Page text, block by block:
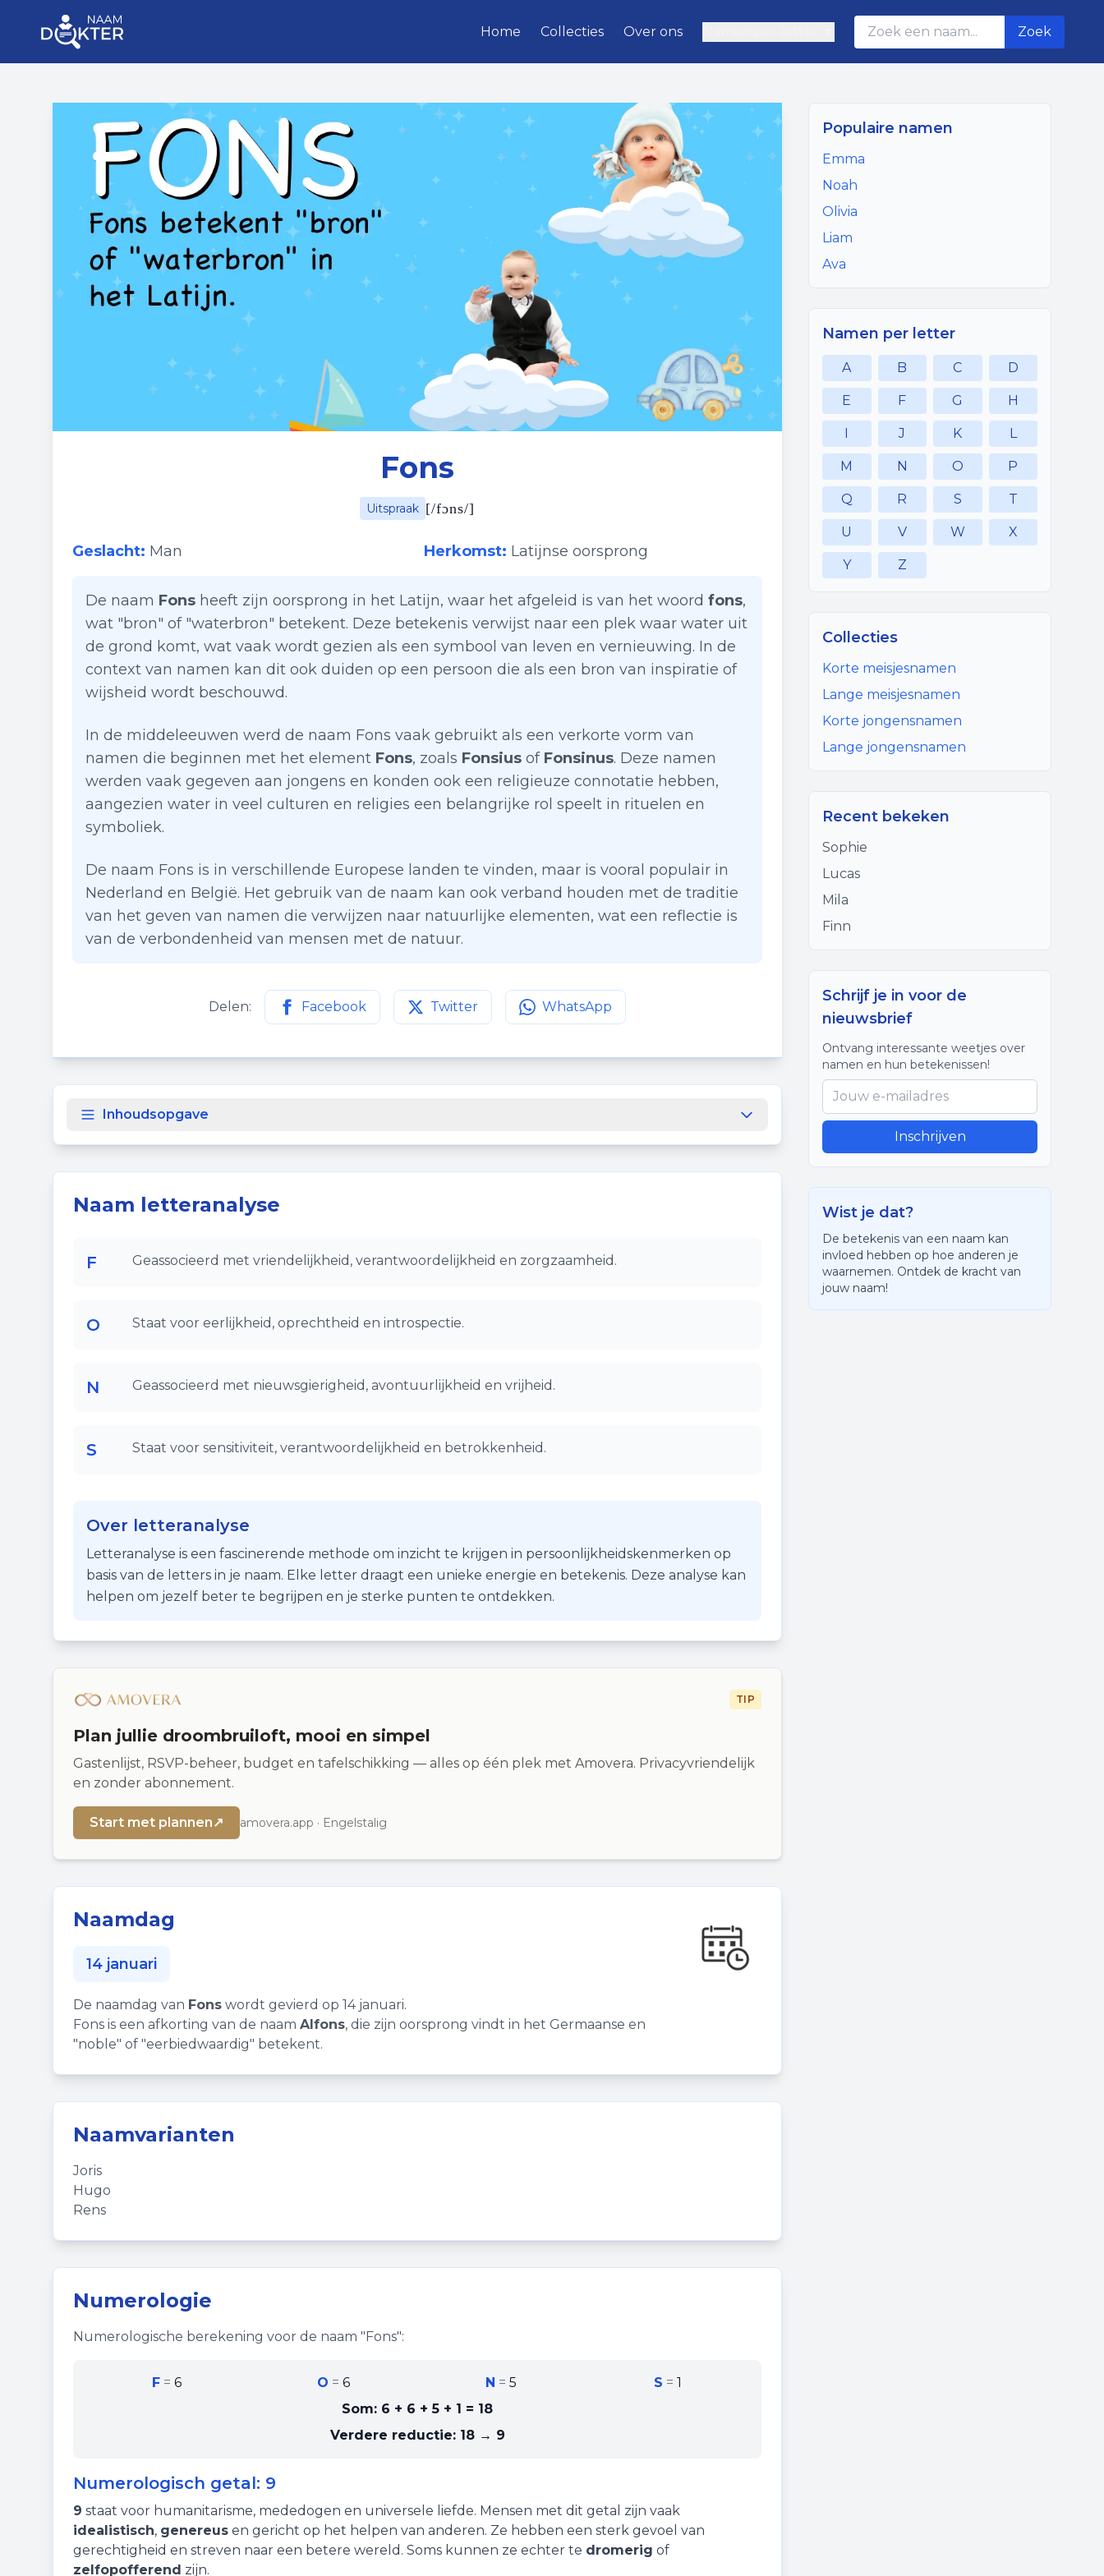
Home Collecties Over ons Zoek
Fons
Uitspraak [/fɔns/]
Geslacht: Man Herkomst: Latijnse oorsprong
De naam Fons heeft zijn oorsprong in het Latijn, waar het afgeleid is van het woord fons,
wat "bron" of "waterbron" betekent. Deze betekenis verwijst naar een plek waar water uit
de grond komt, wat vaak wordt gezien als een symbool van leven en vernieuwing. In de
context van namen kan dit ook duiden op een persoon die als een bron van inspiratie of
wijsheid wordt beschouwd.
In de middeleeuwen werd de naam Fons vaak gebruikt als een verkorte vorm van
namen die beginnen met het element Fons, zoals Fonsius of Fonsinus. Deze namen
werden vaak gegeven aan jongens en konden ook een religieuze connotatie hebben,
aangezien water in veel culturen en religies een belangrijke rol speelt in rituelen en
symboliek.
De naam Fons is in verschillende Europese landen te vinden, maar is vooral populair in
Nederland en België. Het gebruik van de naam kan ook verband houden met de traditie
van het geven van namen die verwijzen naar natuurlijke elementen, wat een reflectie is
van de verbondenheid van mensen met de natuur.
Delen: Facebook
Deel deze pagina op Facebook
Twitter
Deel deze pagina opTwitter
WhatsApp
Deel deze pagina op
Inhoudsopgave
Naam letteranalyse
F Geassocieerd met vriendelijkheid, verantwoordelijkheid en zorgzaamheid.
O Staat voor eerlijkheid, oprechtheid en introspectie.
N Geassocieerd met nieuwsgierigheid, avontuurlijkheid en vrijheid.
S Staat voor sensitiviteit, verantwoordelijkheid en betrokkenheid.
Over letteranalyse
Letteranalyse is een fascinerende methode om inzicht te krijgen in persoonlijkheidskenmerken op
basis van de letters in je naam. Elke letter draagt een unieke energie en betekenis. Deze analyse kan
helpen om jezelf beter te begrijpen en je sterke punten te ontdekken.
TIP
Plan jullie droombruiloft, mooi en simpel
Gastenlijst, RSVP-beheer, budget en tafelschikking — alles op één plek met Amovera. Privacyvriendelijk
en zonder abonnement.
Start met plannen↗ amovera.app · Engelstalig
Naamdag
14 januari
De naamdag van Fons wordt gevierd op 14 januari.
Fons is een afkorting van de naam Alfons, die zijn oorsprong vindt in het Germaanse en
"noble" of "eerbiedwaardig" betekent.
Naamvarianten
Joris
Hugo
Rens
Numerologie
Numerologische berekening voor de naam "Fons":
F= 6 O =6 N = 5 S =1
Som: 6 + 6 + 5 + 1 = 18
Verdere reductie: 18 → 9
Numerologisch getal: 9
9 staat voor humanitarisme, mededogen en universele liefde. Mensen met dit getal zijn vaak
idealistisch, genereus en gericht op het helpen van anderen. Ze hebben een sterk gevoel van
gerechtigheid en streven naar een betere wereld. Soms kunnen ze echter te dromerig of
zelfopofferend zijn.
Populaire namen
Emma
Noah
Olivia
Liam
Ava
Namen per letter
A B C D
E F G H
I J K L
M N O P
Q R S T
U V W X
Y Z
Collecties
Korte meisjesnamen
Lange meisjesnamen
Korte jongensnamen
Lange jongensnamen
Recent bekeken
Sophie
Lucas
Mila
Finn
Schrijf je in voor de
nieuwsbrief
Ontvang interessante weetjes over
namen en hun betekenissen!
Inschrijven
Wist je dat?
De betekenis van een naam kan
invloed hebben op hoe anderen je
waarnemen. Ontdek de kracht van
jouw naam!